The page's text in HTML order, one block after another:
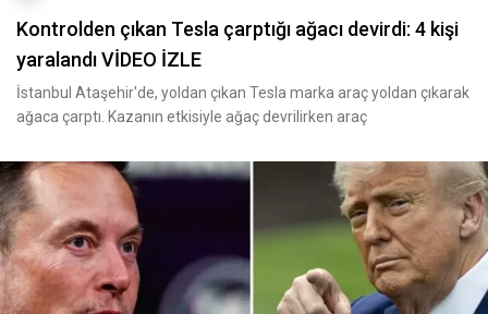
Kontrolden çıkan Tesla çarptığı ağacı devirdi: 4 kişi
yaralandı VİDEO İZLE
İstanbul Ataşehir'de, yoldan çıkan Tesla marka araç yoldan çıkarak
ağaca çarptı. Kazanın etkisiyle ağaç devrilirken araç